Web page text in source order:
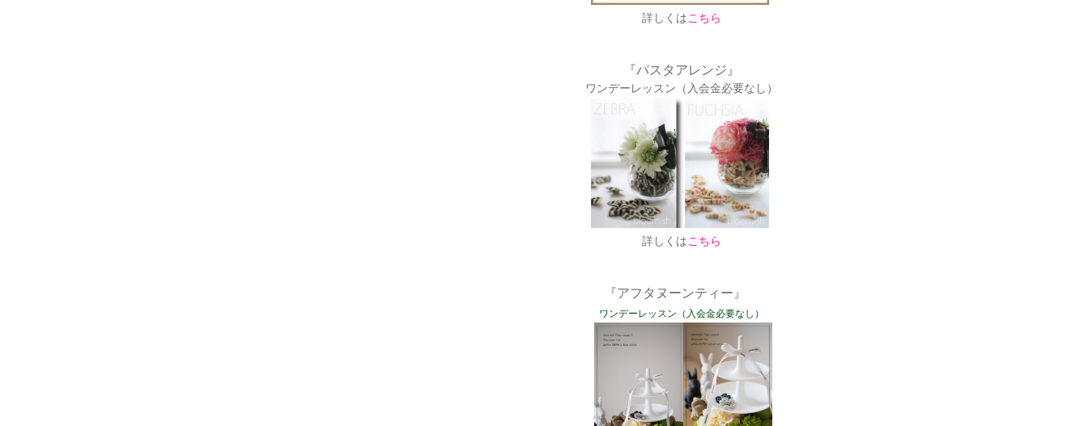
詳しくはこちら
『パスタアレンジ』
ワンデーレッスン（入会金必要なし）
詳しくはこちら
『アフタヌーンティー』
ワンデーレッスン（入会金必要なし）